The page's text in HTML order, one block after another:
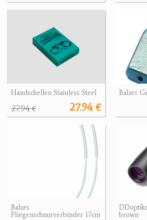
Handschellen Stainless Steel
27.94 €
27.94 €
Balzer
Balzer
Fliegenschnurverbinder 17cm
brown